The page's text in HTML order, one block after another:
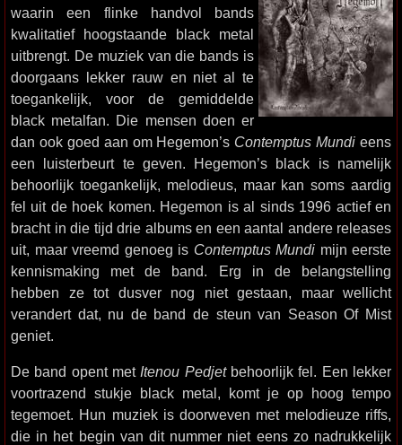
waarin een flinke handvol bands
kwalitatief hoogstaande black metal
uitbrengt. De muziek van die bands is
doorgaans lekker rauw en niet al te
toegankelijk, voor de gemiddelde
black metalfan. Die mensen doen er
dan ook goed aan om Hegemon’s Contemptus Mundi eens
een luisterbeurt te geven. Hegemon’s black is namelijk
behoorlijk toegankelijk, melodieus, maar kan soms aardig
fel uit de hoek komen. Hegemon is al sinds 1996 actief en
bracht in die tijd drie albums en een aantal andere releases
uit, maar vreemd genoeg is Contemptus Mundi mijn eerste
kennismaking met de band. Erg in de belangstelling
hebben ze tot dusver nog niet gestaan, maar wellicht
verandert dat, nu de band de steun van Season Of Mist
geniet.
De band opent met Itenou Pedjetbehoorlijk fel. Een lekker
voortrazend stukje black metal, komt je op hoog tempo
tegemoet. Hun muziek is doorweven met melodieuze riffs,
die in het begin van dit nummer niet eens zo nadrukkelijk